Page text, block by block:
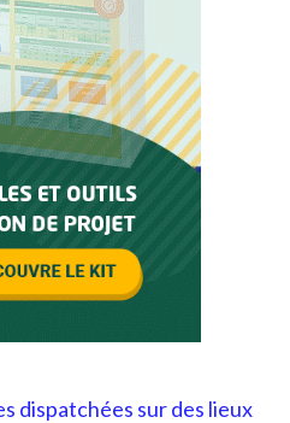
dispatchées sur des lieux